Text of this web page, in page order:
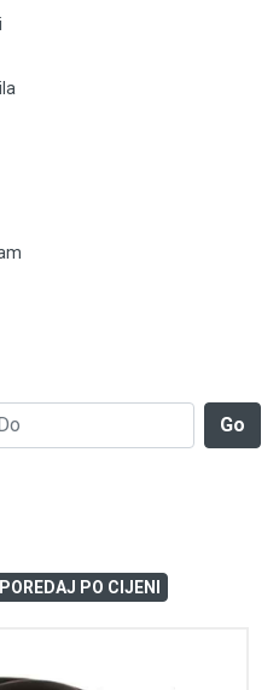
i oprema
provodnici SiF
Go
POREDAJ PO CIJENI